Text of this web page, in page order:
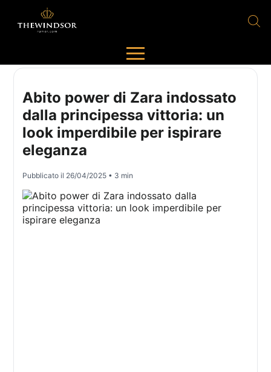
Abito power di Zara indossato
dalla principessa vittoria: un
look imperdibile per ispirare
eleganza
Pubblicato il 26/04/2025 • 3 min